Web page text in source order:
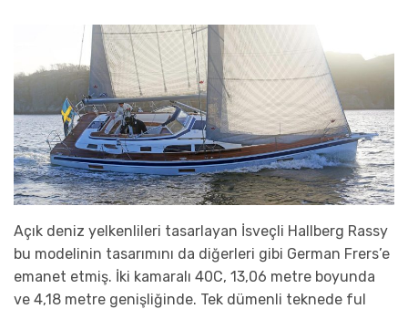
Açık deniz yelkenlileri tasarlayan İsveçli Hallberg Rassy
bu modelinin tasarımını da diğerleri gibi German Frers’e
emanet etmiş. İki kamaralı 40C, 13,06 metre boyunda
ve 4,18 metre genişliğinde. Tek dümenli teknede ful